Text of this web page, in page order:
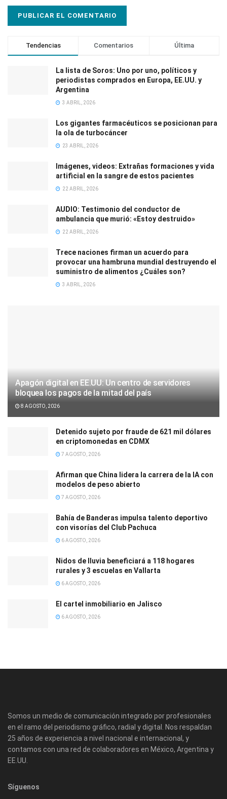
Tendencias Comentarios Última
La lista de Soros: Uno por uno, políticos y
periodistas comprados en Europa, EE.UU. y
Argentina
3 ABRIL, 2026
Los gigantes farmacéuticos se posicionan para
la ola de turbocáncer
23 ABRIL, 2026
Imágenes, videos: Extrañas formaciones y vida
artificial en la sangre de estos pacientes
22 ABRIL, 2026
AUDIO: Testimonio del conductor de
ambulancia que murió: «Estoy destruido»
22 ABRIL, 2026
Trece naciones firman un acuerdo para
provocar una hambruna mundial destruyendo el
suministro de alimentos ¿Cuáles son?
3 ABRIL, 2026
Apagón digital en EE.UU: Un centro de servidores
bloquea los pagos de la mitad del país
8 AGOSTO, 2026
Detenido sujeto por fraude de 621 mil dólares
en criptomonedas en CDMX
7 AGOSTO, 2026
Afirman que China lidera la carrera de la IA con
modelos de peso abierto
7 AGOSTO, 2026
Bahía de Banderas impulsa talento deportivo
con visorías del Club Pachuca
6 AGOSTO, 2026
Nidos de lluvia beneficiará a 118 hogares
rurales y 3 escuelas en Vallarta
6 AGOSTO, 2026
El cartel inmobiliario en Jalisco
6 AGOSTO, 2026
Somos un medio de comunicación integrado por profesionales
en el ramo del periodismo gráfico, radial y digital. Nos respaldan
25 años de experiencia a nivel nacional e internacional, y
contamos con una red de colaboradores en México, Argentina y
EE.UU.
Síguenos